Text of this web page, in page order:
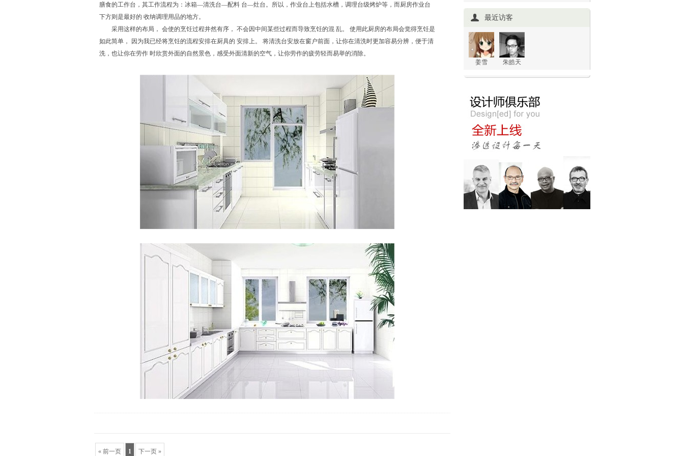
膳食的工作台，其工作流程为：冰箱—清洗台—配料 台—灶台。所以，作业台上包括水槽，调理台级烤炉等，而厨房作业台
下方则是最好的 收纳调理用品的地方。
采用这样的布局， 会使的烹饪过程井然有序， 不会因中间某些过程而导致烹饪的混 乱。 使用此厨房的布局会觉得烹饪是
如此简单， 因为我已经将烹饪的流程安排在厨具的 安排上。 将清洗台安放在窗户前面，让你在清洗时更加容易分辨，便于清
洗，也让你在劳作 时欣赏外面的自然景色，感受外面清新的空气，让你劳作的疲劳轻而易举的消除。
« 前一页 1 下一页 »
最近访客
姜雪 朱皓天